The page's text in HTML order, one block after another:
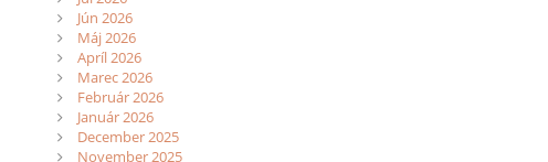
Jún 2026
Máj 2026
Apríl 2026
Marec 2026
Február 2026
Január 2026
December 2025
November 2025